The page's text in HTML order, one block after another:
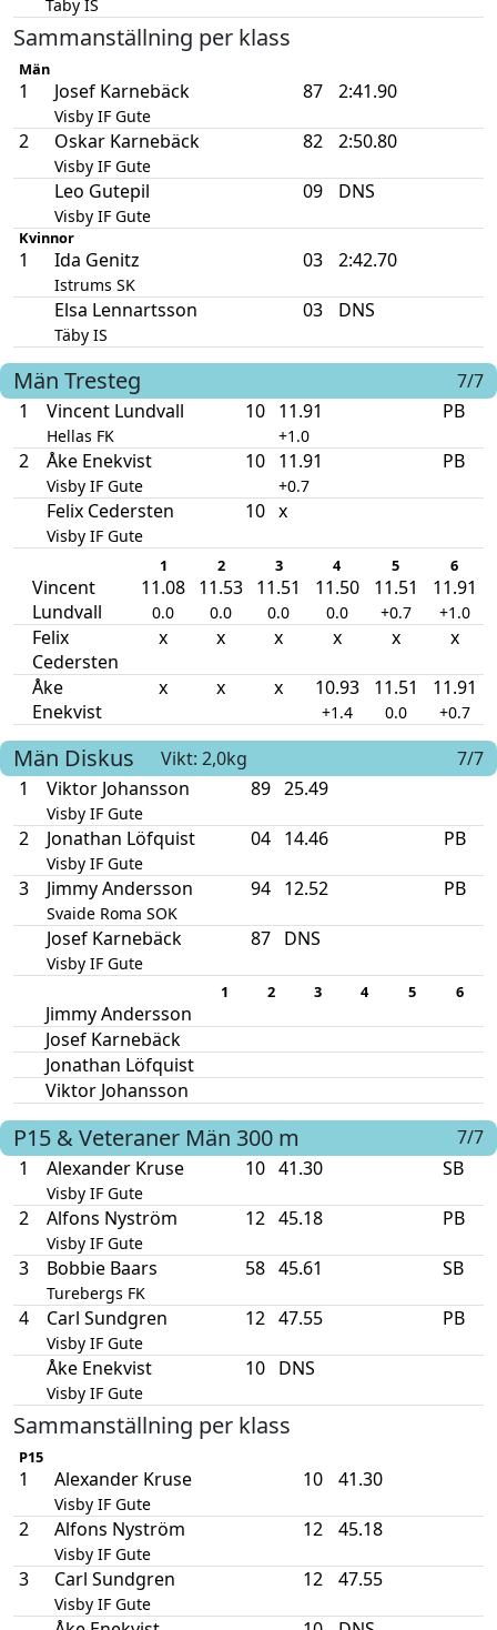
Täby IS
Sammanställning per klass
Män
1 Josef Karnebäck
Visby IF Gute
87 2:41.90
2 Oskar Karnebäck
Visby IF Gute
82 2:50.80
Leo Gutepil
Visby IF Gute
09 DNS
Kvinnor
1 Ida Genitz
Istrums SK
03 2:42.70
Elsa Lennartsson
Täby IS
03 DNS
Män Tresteg
7/7
1
Vincent Lundvall
Hellas FK
10 11.91
+1.0
PB
2 Åke Enekvist
Visby IF Gute
10 11.91
+0.7
PB
Felix Cedersten
Visby IF Gute
10 x
1 2 3 4 5 6
Vincent
Lundvall
11.08
0.0
11.53
0.0
11.51
0.0
11.50
0.0
11.51
+0.7
11.91
+1.0
Felix
Cedersten
x x x x x x
Åke
Enekvist
x x x 10.93
+1.4
11.51
0.0
11.91
+0.7
Män Diskus Vikt: 2,0kg
7/7
1
Viktor Johansson
Visby IF Gute
89 25.49
2 Jonathan Löfquist
Visby IF Gute
04 14.46 PB
3 Jimmy Andersson
Svaide Roma SOK
94 12.52 PB
Josef Karnebäck
Visby IF Gute
87 DNS
1 2 3 4 5 6
Jimmy Andersson
Josef Karnebäck
Jonathan Löfquist
Viktor Johansson
P15 & Veteraner Män 300 m
7/7
1
Alexander Kruse
Visby IF Gute
10 41.30 SB
2 Alfons Nyström
Visby IF Gute
12 45.18 PB
3 Bobbie Baars
Turebergs FK
58 45.61 SB
4 Carl Sundgren
Visby IF Gute
12 47.55 PB
Åke Enekvist
Visby IF Gute
10 DNS
Sammanställning per klass
P15
1 Alexander Kruse
Visby IF Gute
10 41.30
2 Alfons Nyström
Visby IF Gute
12 45.18
3 Carl Sundgren
Visby IF Gute
12 47.55